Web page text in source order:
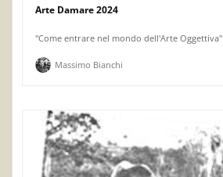
Arte Damare 2024
"Come entrare nel mondo dell'Arte Oggettiva"
Massimo Bianchi